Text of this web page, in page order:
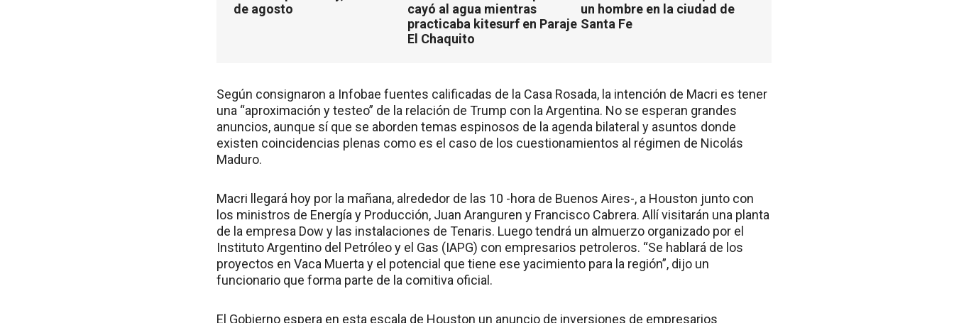
de agosto
cayó al agua mientras
practicaba kitesurf en Paraje
El Chaquito
un hombre en la ciudad de
Santa Fe
Según consignaron a Infobae fuentes calificadas de la Casa Rosada, la intención de Macri es tener
una “aproximación y testeo” de la relación de Trump con la Argentina. No se esperan grandes
anuncios, aunque sí que se aborden temas espinosos de la agenda bilateral y asuntos donde
existen coincidencias plenas como es el caso de los cuestionamientos al régimen de Nicolás
Maduro.
Macri llegará hoy por la mañana, alrededor de las 10 -hora de Buenos Aires-, a Houston junto con
los ministros de Energía y Producción, Juan Aranguren y Francisco Cabrera. Allí visitarán una planta
de la empresa Dow y las instalaciones de Tenaris. Luego tendrá un almuerzo organizado por el
Instituto Argentino del Petróleo y el Gas (IAPG) con empresarios petroleros. “Se hablará de los
proyectos en Vaca Muerta y el potencial que tiene ese yacimiento para la región”, dijo un
funcionario que forma parte de la comitiva oficial.
El Gobierno espera en esta escala de Houston un anuncio de inversiones de empresarios